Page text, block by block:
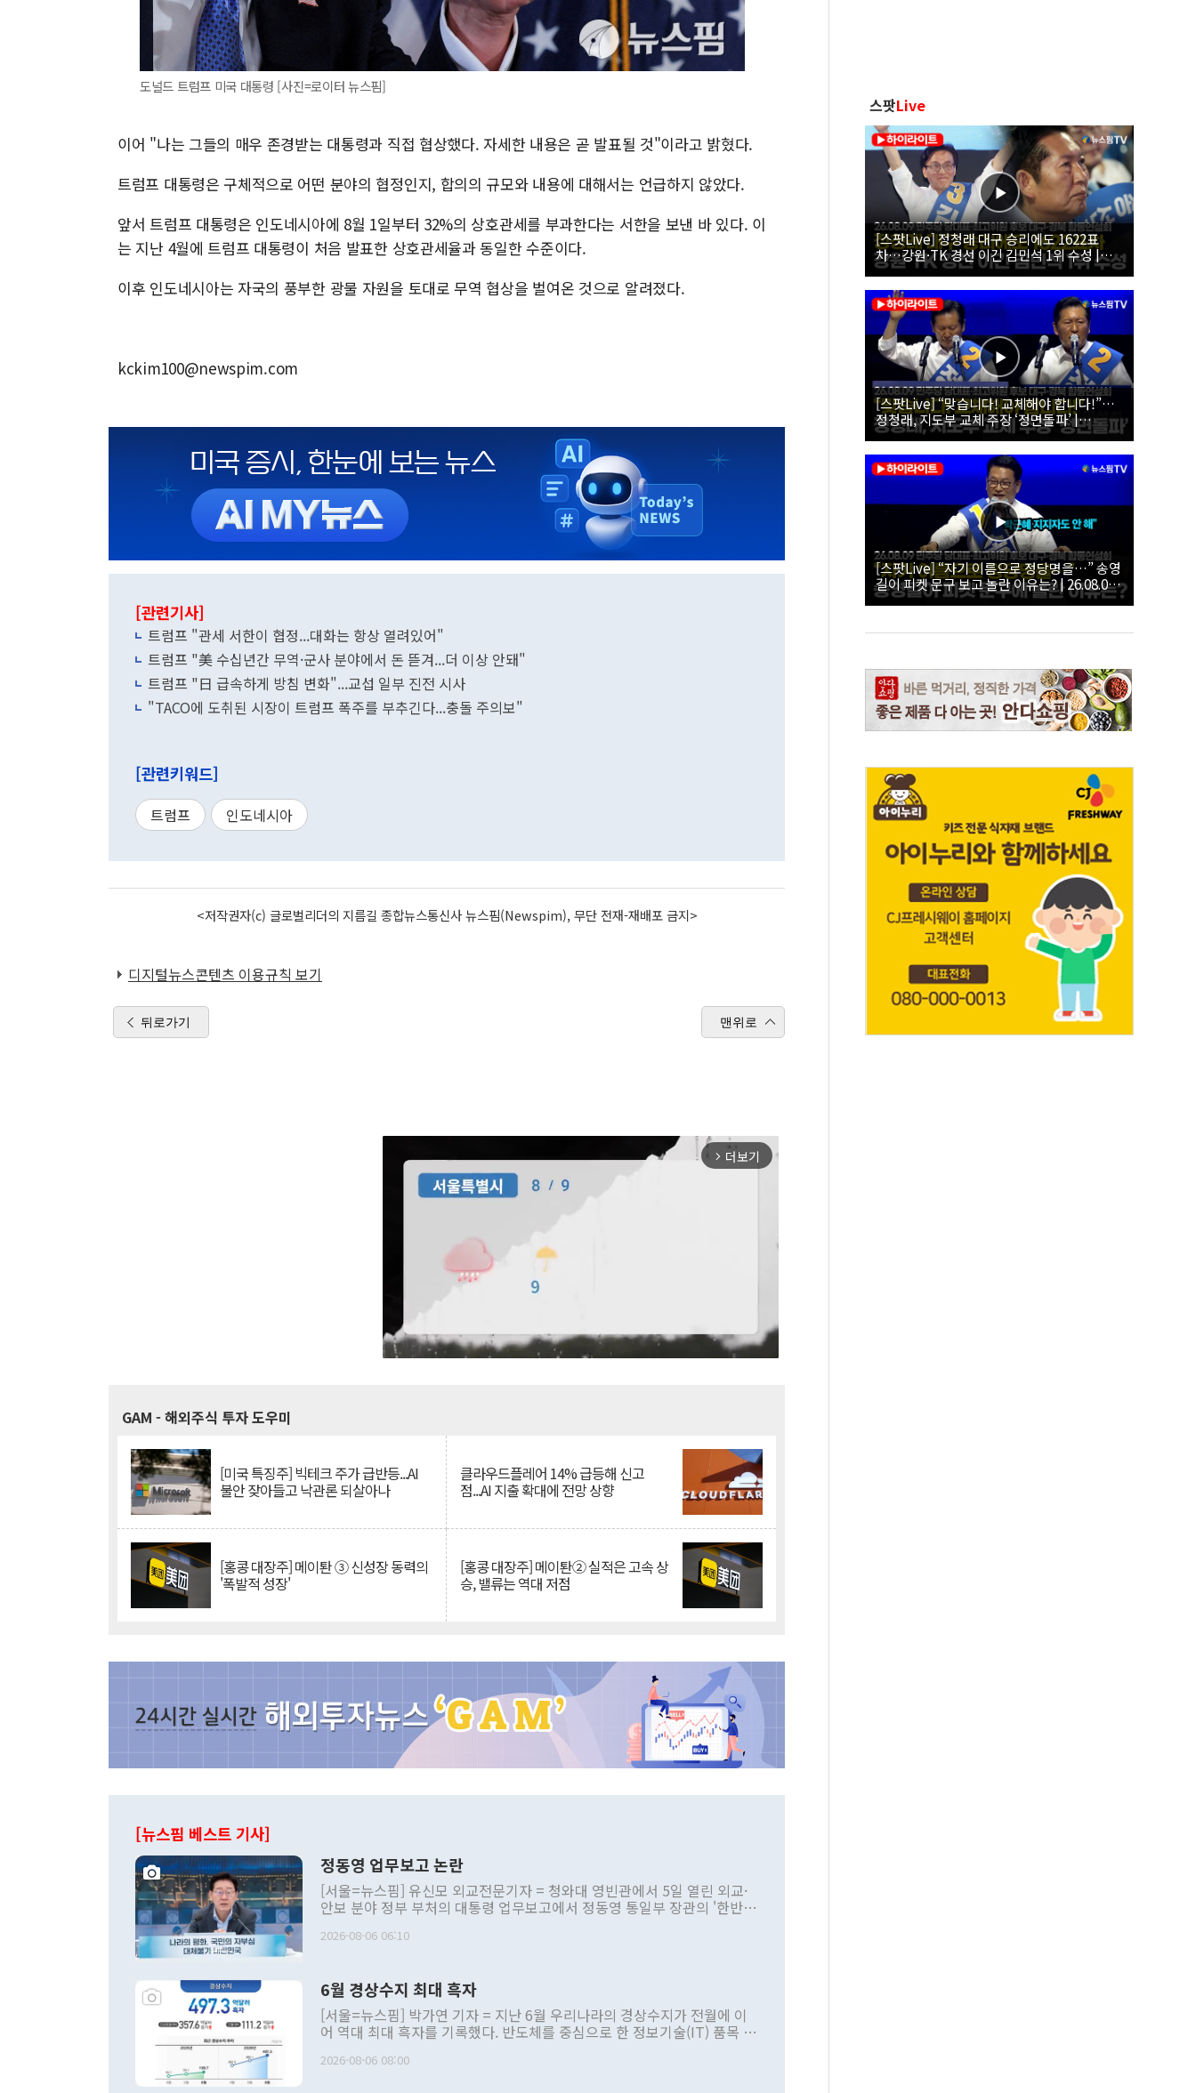
도널드 트럼프 미국 대통령 [사진=로이터 뉴스핌]
이어 "나는 그들의 매우 존경받는 대통령과 직접 협상했다. 자세한 내용은 곧 발표될 것"이라고 밝혔다.
트럼프 대통령은 구체적으로 어떤 분야의 협정인지, 합의의 규모와 내용에 대해서는 언급하지 않았다.
앞서 트럼프 대통령은 인도네시아에 8월 1일부터 32%의 상호관세를 부과한다는 서한을 보낸 바 있다. 이
는 지난 4월에 트럼프 대통령이 처음 발표한 상호관세율과 동일한 수준이다.
이후 인도네시아는 자국의 풍부한 광물 자원을 토대로 무역 협상을 벌여온 것으로 알려졌다.
kckim100@newspim.com
[관련기사]
트럼프 "관세 서한이 협정...대화는 항상 열려있어"
트럼프 "美 수십년간 무역·군사 분야에서 돈 뜯겨...더 이상 안돼"
트럼프 "日 급속하게 방침 변화"...교섭 일부 진전 시사
"TACO에 도취된 시장이 트럼프 폭주를 부추긴다...충돌 주의보"
[관련키워드]
트럼프 인도네시아
<저작권자(c) 글로벌리더의 지름길 종합뉴스통신사 뉴스핌(Newspim), 무단 전재-재배포 금지>
디지털뉴스콘텐츠 이용규칙 보기
뒤로가기 맨위로
arrow_forward_ios 더보기
GAM - 해외주식 투자 도우미
[미국 특징주] 빅테크 주가 급반등...AI
불안 잦아들고 낙관론 되살아나
클라우드플레어 14% 급등해 신고
점...AI 지출 확대에 전망 상향
[홍콩 대장주] 메이퇀 ③ 신성장 동력의
'폭발적 성장'
[홍콩 대장주] 메이퇀② 실적은 고속 상
승, 밸류는 역대 저점
[뉴스핌 베스트 기사]
정동영 업무보고 논란
[서울=뉴스핌] 유신모 외교전문기자 = 청와대 영빈관에서 5일 열린 외교·
안보 분야 정부 부처의 대통령 업무보고에서 정동영 통일부 장관의 '한반도
발언 중에는 정부 내 조율을 거치지 않은 사안을 정책으로 추진하겠다고 공
주의적 희망에 근거한 비현실적 구상'이라는 비판을 내놨다. 그동안 정 장
관의 대북 정책 관련 발언이 물의를 빚은 적은 여러 번 있지만 대통령과 유
관 부처 장관이 공개적으로 부정적 입장을 표명한 것은 이례적이다. 정 장
관의 무리한 대북 접근법과 월권을 제어해야 한다는 목소리도 높아지고 있
다. [정동영 통일부 장관이 지난달 23일 오후 서울 종로구 정부서울청사에
2026-08-06 06:10
6월 경상수지 최대 흑자
[서울=뉴스핌] 박가연 기자 = 지난 6월 우리나라의 경상수지가 전월에 이
어 역대 최대 흑자를 기록했다. 반도체를 중심으로 한 정보기술(IT) 품목 수
료=한국은행] 한국은행이 6일 발표한 '2026년 6월 국제수지(잠정)'에 따르
2026-08-06 08:00
스팟Live
[스팟Live] 정청래 대구 승리에도 1622표
차…강원·TK 경선 이긴 김민석 1위 수성 |
26.08.09 더불어민주당 당대표·최고위원 후
보 대구·경북 합동연설회
[스팟Live] “맞습니다! 교체해야 합니다!”…
정청래, 지도부 교체 주장 ‘정면돌파’ |
26.08.09 더불어민주당 당대표·최고위원 후
보 대구·경북 합동연설회
[스팟Live] “자기 이름으로 정당명을…” 송영
길이 피켓 문구 보고 놀란 이유는? | 26.08.09
더불어민주당 당대표·최고위원 후보 대구·경